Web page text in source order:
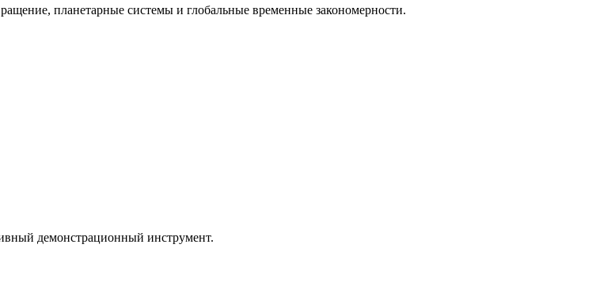
планетарные системы и глобальные временные закономерности.
демонстрационный инструмент.